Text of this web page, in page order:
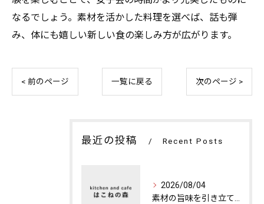
なるでしょう。素材を活かした料理を選べば、話も弾
み、体にも嬉しい新しい食の楽しみ方が広がります。
< 前のページ 一覧に戻る 次のページ >
最近の投稿 Recent Posts
2026/08/04